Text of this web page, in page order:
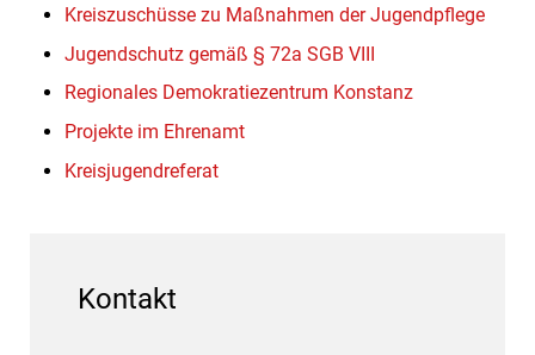
Kreiszuschüsse zu Maßnahmen der Jugendpflege
Jugendschutz gemäß § 72a SGB VIII
Regionales Demokratiezentrum Konstanz
Projekte im Ehrenamt
Kreisjugendreferat
Kontakt